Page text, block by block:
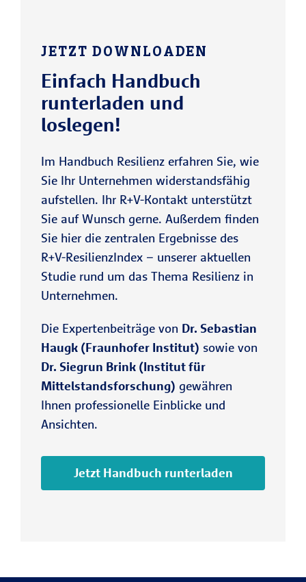
JETZT DOWNLOADEN
Einfach Handbuch
runterladen und
loslegen!
Im Handbuch Resilienz erfahren Sie, wie
Sie Ihr Unternehmen widerstandsfähig
aufstellen. Ihr R+V-Kontakt unterstützt
Sie auf Wunsch gerne. Außerdem finden
Sie hier die zentralen Ergebnisse des
R+V-ResilienzIndex – unserer aktuellen
Studie rund um das Thema Resilienz in
Unternehmen.
Die Expertenbeiträge von Dr. Sebastian
Haugk (Fraunhofer Institut) sowie von
Dr. Siegrun Brink (Institut für
Mittelstandsforschung) gewähren
Ihnen professionelle Einblicke und
Ansichten.
Jetzt Handbuch runterladen